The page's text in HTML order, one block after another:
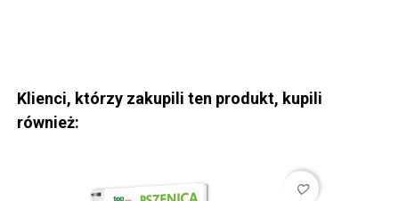
Klienci, którzy zakupili ten produkt, kupili
również:
favorite_border